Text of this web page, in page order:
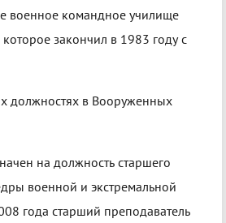
военное командное училище
закончил в 1983 году с
должностях в Вооруженных
на должность старшего
военной и экстремальной
года старший преподаватель